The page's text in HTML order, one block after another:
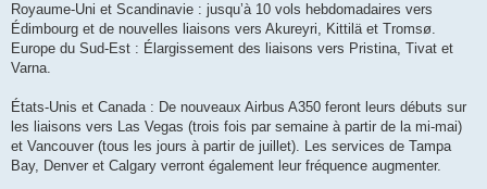
Royaume-Uni et Scandinavie : jusqu’à 10 vols hebdomadaires vers
Édimbourg et de nouvelles liaisons vers Akureyri, Kittilä et Tromsø.
Europe du Sud-Est : Élargissement des liaisons vers Pristina, Tivat et
Varna.
États-Unis et Canada : De nouveaux Airbus A350 feront leurs débuts sur
les liaisons vers Las Vegas (trois fois par semaine à partir de la mi-mai)
et Vancouver (tous les jours à partir de juillet). Les services de Tampa
Bay, Denver et Calgary verront également leur fréquence augmenter.